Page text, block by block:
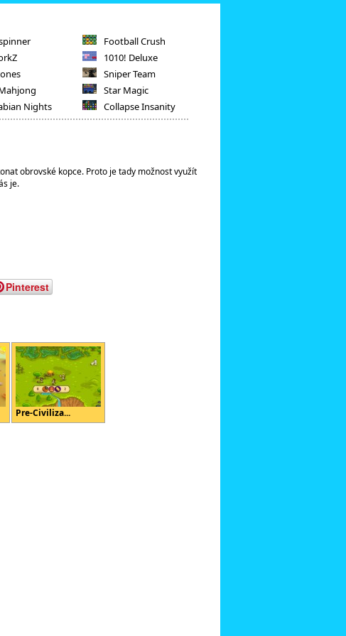
Nights
Football Crush
1010! Deluxe
Sniper Team
Star Magic
Collapse Insanity
obrovské kopce. Proto je tady možnost využít
je.
Pinterest
Pre-Civiliza...